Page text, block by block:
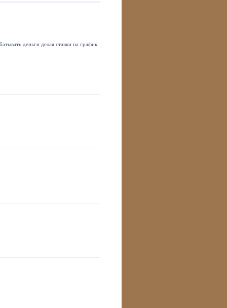
деньги делая ставки на график.